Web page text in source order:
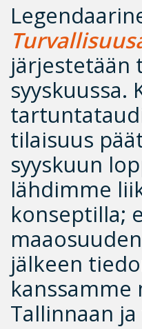
järjestetään
syyskuussa.
tilaisuus
syyskuun
lähdimme
konseptilla;
jälkeen
kanssamme
Tallinnaan